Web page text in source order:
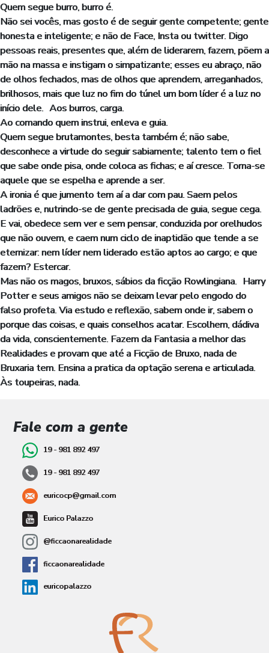
Quem segue burro, burro é.
Não sei vocês, mas gosto é de seguir gente competente; gente
honesta e inteligente; e não de Face, Insta ou twitter. Digo
pessoas reais, presentes que, além de liderarem, fazem, põem a
mão na massa e instigam o simpatizante; esses eu abraço, não
de olhos fechados, mas de olhos que aprendem, arreganhados,
brilhosos, mais que luz no fim do túnel um bom líder é a luz no
início dele. Aos burros, carga.
Ao comando quem instrui, enleva e guia.
Quem segue brutamontes, besta também é; não sabe,
desconhece a virtude do seguir sabiamente; talento tem o fiel
que sabe onde pisa, onde coloca as fichas; e aí cresce. Torna-se
aquele que se espelha e aprende a ser.
A ironia é que jumento tem aí a dar com pau. Saem pelos
ladrões e, nutrindo-se de gente precisada de guia, segue cega.
E vai, obedece sem ver e sem pensar, conduzida por orelhudos
que não ouvem, e caem num ciclo de inaptidão que tende a se
eternizar: nem líder nem liderado estão aptos ao cargo; e que
fazem? Estercar.
Mas não os magos, bruxos, sábios da ficção Rowlingiana. Harry
Potter e seus amigos não se deixam levar pelo engodo do
falso profeta. Via estudo e reflexão, sabem onde ir, sabem o
porque das coisas, e quais conselhos acatar. Escolhem, dádiva
da vida, conscientemente. Fazem da Fantasia a melhor das
Realidades e provam que até a Ficção de Bruxo, nada de
Bruxaria tem. Ensina a pratica da optação serena e articulada.
Às toupeiras, nada.
Fale com a gente
19 - 981 892 497
19 - 981 892 497
euricocp@gmail.com
Eurico Palazzo
@ficcaonarealidade
ficcaonarealidade
euricopalazzo